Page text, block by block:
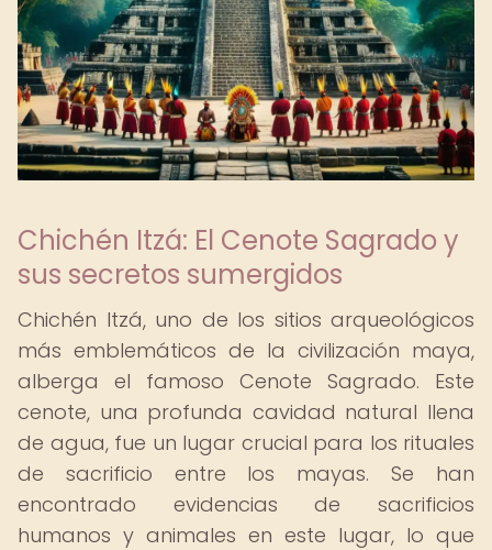
Chichén Itzá: El Cenote Sagrado y
sus secretos sumergidos
Chichén Itzá, uno de los sitios arqueológicos
más emblemáticos de la civilización maya,
alberga el famoso Cenote Sagrado. Este
cenote, una profunda cavidad natural llena
de agua, fue un lugar crucial para los rituales
de sacrificio entre los mayas. Se han
encontrado evidencias de sacrificios
humanos y animales en este lugar, lo que